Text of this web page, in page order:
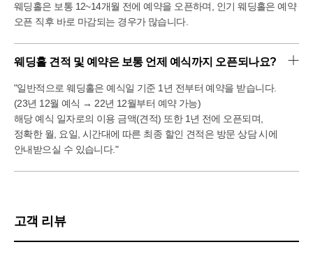
웨딩홀은 보통 12~14개월 전에 예약을 오픈하며, 인기 웨딩홀은 예약
오픈 직후 바로 마감되는 경우가 많습니다.
웨딩홀 견적 및 예약은 보통 언제 예식까지 오픈되나요?
"일반적으로 웨딩홀은 예식일 기준 1년 전부터 예약을 받습니다.
(23년 12월 예식 → 22년 12월부터 예약 가능)
해당 예식 일자로의 이용 금액(견적) 또한 1년 전에 오픈되며,
정확한 월, 요일, 시간대에 따른 최종 할인 견적은 방문 상담 시에
안내받으실 수 있습니다."
고객 리뷰